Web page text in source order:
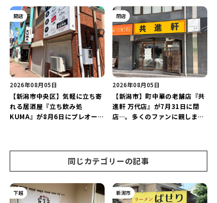
グを万代で相談しよう♪
開店
2026年08月05日
【新潟市中央区】気軽に立ち寄
れる居酒屋『立ち飲み処
KUMA』が8月6日にプレオープ
閉店
2026年08月05日
【新潟市】町中華の老舗店『共
進軒 万代店』が7月31日に閉
店…。多くのファンに親しまれ
同じカテゴリーの記事
下越 新潟市